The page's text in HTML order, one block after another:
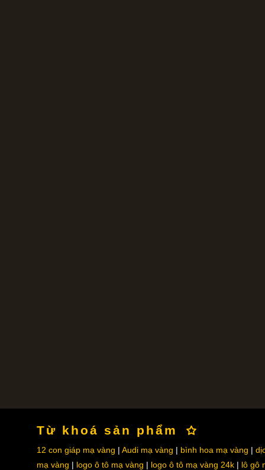
Từ khoá sản phẩm
12 con giáp mạ vàng Audi mạ vàng bình hoa mạ vàng
mạ vàng
logo ô tô mạ vàng logo ô tô mạ vàng 24k
lô gô